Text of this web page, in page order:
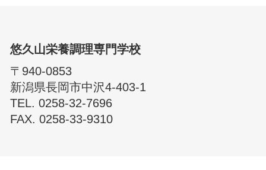
悠久山栄養調理専門学校
〒940-0853
新潟県長岡市中沢4-403-1
TEL. 0258-32-7696
FAX. 0258-33-9310